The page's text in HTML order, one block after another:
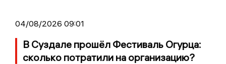
04/08/2026 09:01
В Суздале прошёл Фестиваль Огурца:
сколько потратили на организацию?